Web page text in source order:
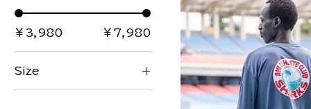
￥3,980 ￥7,980
Size